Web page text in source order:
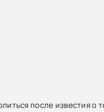
после известия о